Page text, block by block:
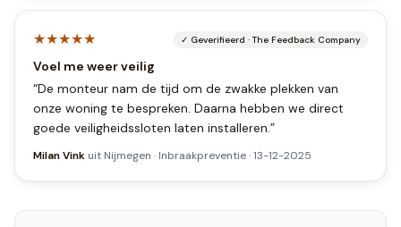
★★★★★ ✓ Geverifieerd ·The Feedback Company
Voel me weer veilig
“De monteur nam de tijd om de zwakke plekken van
onze woning te bespreken. Daarna hebben we direct
goede veiligheidssloten laten installeren.”
Milan Vink uit Nijmegen · Inbraakpreventie·13-12-2025